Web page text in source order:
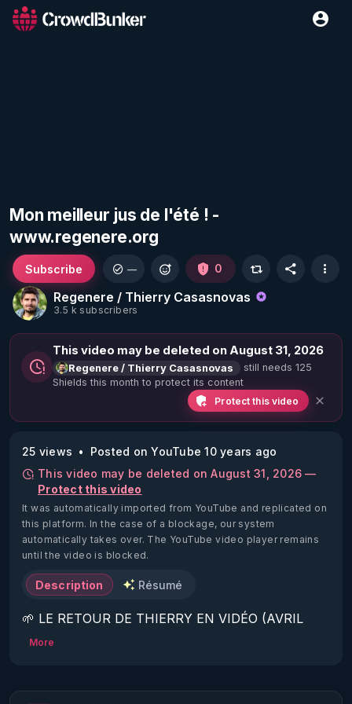
Mon meilleur jus de l'été ! -
www.regenere.org
Regenere / Thierry Casasnovas
3.5 k subscribers
Subscribe — 0
This video may be deleted on August 31, 2026
Regenere / Thierry Casasnovas
still needs 125
Shields this month to protect its content
Protect this video
25 views
Posted on YouTube 10 years ago
This video may be deleted on August 31, 2026 —
Protect this video
It was automatically imported from YouTube and replicated on
this platform. In the case of a blockage, our system
automatically takes over. The YouTube video player remains
until the video is blocked.
Description Résumé
🌱 LE RETOUR DE THIERRY EN VIDÉO (AVRIL
2022)!
https://www.rgnr.fr/presentation.html
More